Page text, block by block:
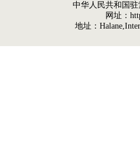
中华人民共和国
网址：
地址：